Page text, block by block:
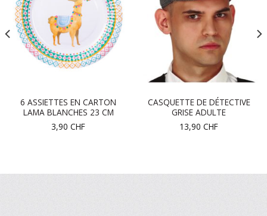
6 ASSIETTES EN CARTON
LAMA BLANCHES 23 CM
3,90 CHF
CASQUETTE DE DÉTECTIVE
GRISE ADULTE
13,90 CHF